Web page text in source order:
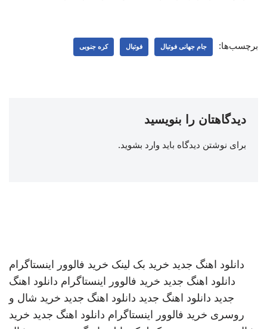
برچسب‌ها: جام جهانی فوتبال فوتبال کره جنوبی
دیدگاهتان را بنویسید
برای نوشتن دیدگاه باید وارد بشوید.
دانلود اهنگ جدید خرید بک لینک خرید فالوور اینستاگرام
دانلود اهنگ جدید خرید فالوور اینستاگرام دانلود اهنگ
جدید دانلود اهنگ جدید دانلود اهنگ جدید خرید شال و
روسری خرید فالوور اینستاگرام دانلود اهنگ جدید خرید